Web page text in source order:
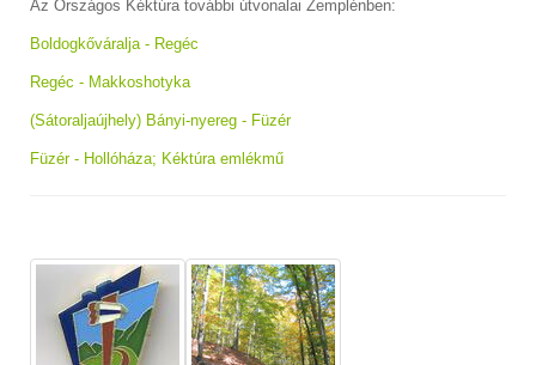
Az Országos Kéktúra további útvonalai Zemplénben:
Boldogkőváralja - Regéc
Regéc - Makkoshotyka
(Sátoraljaújhely) Bányi-nyereg - Füzér
Füzér - Hollóháza; Kéktúra emlékmű